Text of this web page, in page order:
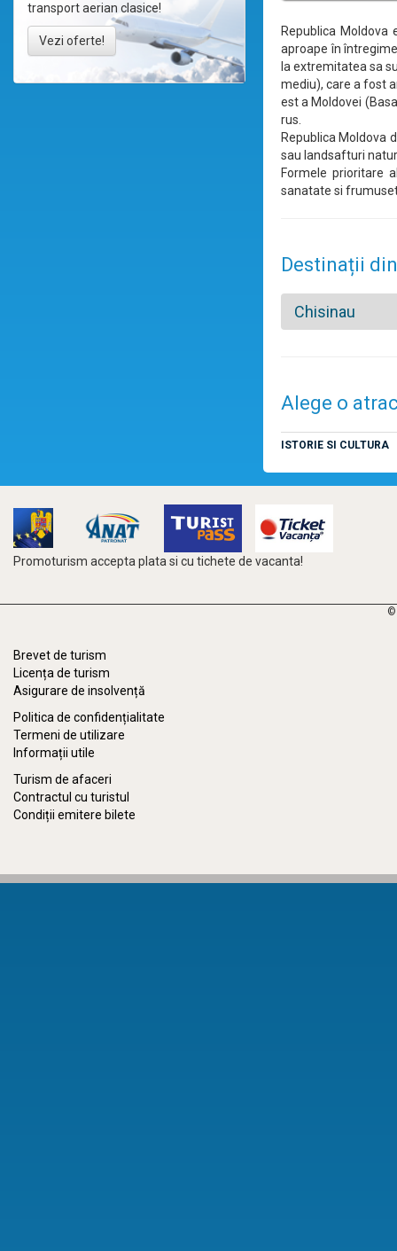
transport aerian clasice!
Vezi oferte!
Republica
aproape în
la extremitatea sa
mediu), care a fost
est a Moldovei
rus.
Republica Moldova
sau landsafturi
Formele prioritare
sanatate si
Destinații
Chisinau
Alege o
ISTORIE SI CULTURA
Promoturism accepta plata si cu tichete de vacanta!
©
Brevet de turism
Licența de turism
Asigurare de insolvență
Politica de confidențialitate
Termeni de utilizare
Informații utile
Turism de afaceri
Contractul cu turistul
Condiții emitere bilete